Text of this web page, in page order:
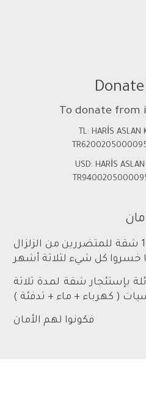
To donate from
TL: HARİS ASLAN
USD: HARİS
بهمتكم نسعى لتأمين 150 شقة للمتضررين من الزلزال
خسروا كل شيء لثلاثة أشهر
بإستئجار شقة لمدة ثلاثة
( كهرباء + ماء + تدفئة )
فكونوا لهم الأمان